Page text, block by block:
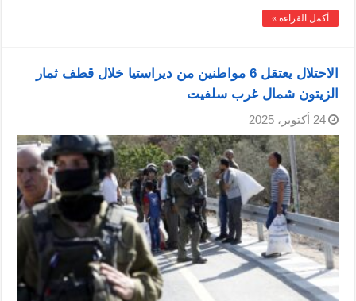
أكمل القراءة »
الاحتلال يعتقل 6 مواطنين من ديراستيا خلال قطف ثمار
الزيتون شمال غرب سلفيت
24 أكتوبر، 2025